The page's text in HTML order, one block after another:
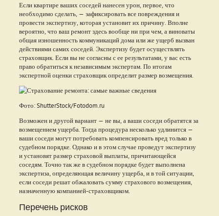
Если квартире ваших соседей нанесен урон, первое, что
необходимо сделать, — зафиксировать все повреждения и
провести экспертизу, которая установит их причину. Вполне
вероятно, что ваш ремонт здесь вообще ни при чем, а виноваты
общая изношенность коммуникаций дома или же ущерб вызван
действиями самих соседей. Экспертизу будет осуществлять
страховщик. Если вы не согласны с ее результатами, у вас есть
право обратиться к независимым экспертам. По итогам
экспертной оценки страховщик определит размер возмещения.
Фото: ShutterStock/Fotodom.ru
Возможен и другой вариант — не вы, а ваши соседи обратятся за
возмещением ущерба. Тогда процедура несколько удлинится —
ваши соседи могут потребовать компенсировать вред только в
судебном порядке. Однако и в этом случае проведут экспертизу
и установят размер страховой выплаты, причитающейся
соседям. Точно так же в судебном порядке будет выполнена
экспертиза, определяющая величину ущерба, и в той ситуации,
если соседи решат обжаловать сумму страхового возмещения,
назначенную компанией-страховщиком.
Перечень рисков